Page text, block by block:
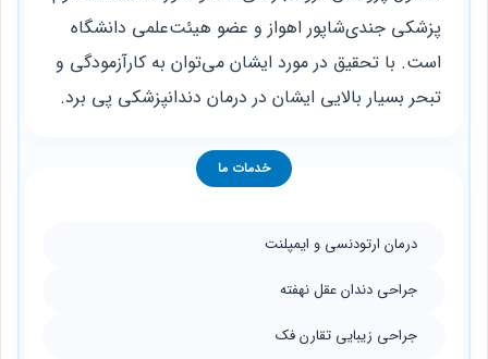
پزشکی جندی‌شاپور اهواز و عضو هیئت‌علمی دانشگاه
است. با تحقیق در مورد ایشان می‌توان به کارآزمودگی و
تبحر بسیار بالایی ایشان در درمان دندانپزشکی پی برد.
خدمات ما
درمان ارتودنسی و ایمپلنت
جراحی دندان عقل نهفته
جراحی زیبایی تقارن فک